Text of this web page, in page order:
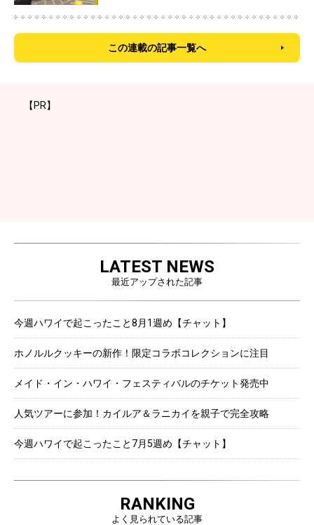
この連載の記事一覧へ
【PR】
LATEST NEWS
最近アップされた記事
今週ハワイで起こったこと8月1週め【チャット】
ホノルルクッキーの新作！限定コラボコレクションに注目
メイド・イン・ハワイ・フェスティバルのチケット発売中
人気ツアーに参加！カイルア＆ラニカイを親子で完全攻略
今週ハワイで起こったこと7月5週め【チャット】
RANKING
よく見られている記事